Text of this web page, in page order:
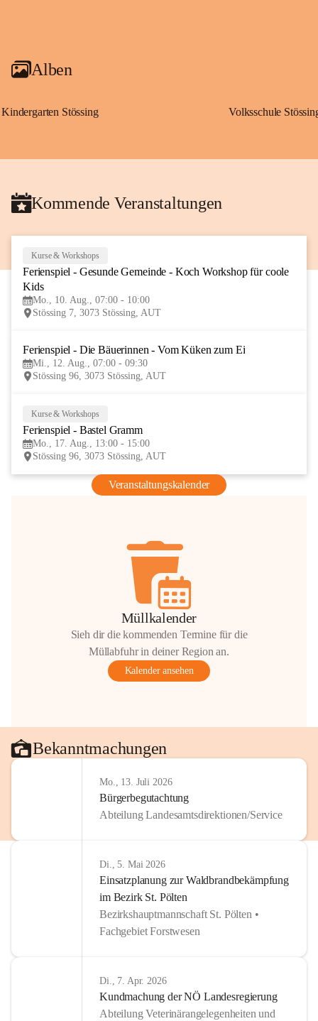
Alben
Kindergarten Stössing Volksschule
Kommende Veranstaltungen
AUG
Kurse & Workshops
Ferienspiel - Gesunde Gemeinde - Koch Workshop für coole
Kids
Mo., 10. Aug., 07:00 - 10:00
Stössing 7, 3073 Stössing, AUT
Ferienspiel - Die Bäuerinnen - Vom Küken zum Ei
Mi., 12. Aug., 07:00 - 09:30
Stössing 96, 3073 Stössing, AUT
Kurse & Workshops
Ferienspiel - Bastel Gramm
Mo., 17. Aug., 13:00 - 15:00
Stössing 96, 3073 Stössing, AUT
Veranstaltungskalender
Müllkalender
Sieh dir die kommenden Termine für die
Müllabfuhr in deiner Region an.
Kalender ansehen
Bekanntmachungen
Mo., 13. Juli 2026
Bürgerbegutachtung
Abteilung Landesamtsdirektionen/Service
Di., 5. Mai 2026
Einsatzplanung zur Waldbrandbekämpfung
im Bezirk St. Pölten
Bezirkshauptmannschaft St. Pölten •
Fachgebiet Forstwesen
Di., 7. Apr. 2026
Kundmachung der NÖ Landesregierung
Abteilung Veterinärangelegenheiten und